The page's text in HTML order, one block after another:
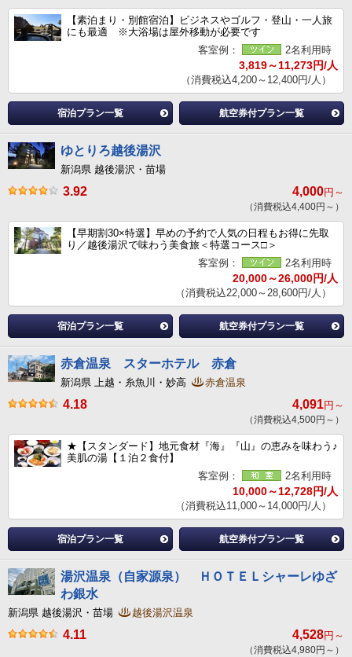
【素泊まり・別館宿泊】ビジネスやゴルフ・登山・一人旅
にも最適 ※大浴場は屋外移動が必要です
客室例：
2名利用時
3,819～11,273円/人
（消費税込4,200～12,400円/人）
宿泊プラン一覧 航空券付プラン一覧
ゆとりろ越後湯沢
新潟県 越後湯沢・苗場
3.92 4,000円～
（消費税込4,400円～）
【早期割30×特選】早めの予約で人気の日程もお得に先取
り／越後湯沢で味わう美食旅＜特選コース□＞
客室例：
2名利用時
20,000～26,000円/人
（消費税込22,000～28,600円/人）
宿泊プラン一覧 航空券付プラン一覧
赤倉温泉 スターホテル 赤倉
新潟県 上越・糸魚川・妙高 赤倉温泉
4.18 4,091円～
（消費税込4,500円～）
★【スタンダード】地元食材『海』『山』の恵みを味わう♪
美肌の湯【１泊２食付】
客室例：
2名利用時
10,000～12,728円/人
（消費税込11,000～14,000円/人）
宿泊プラン一覧 航空券付プラン一覧
湯沢温泉（自家源泉） ＨＯＴＥＬシャーレゆざ
わ銀水
新潟県 越後湯沢・苗場 越後湯沢温泉
4.11 4,528円～
（消費税込4,980円～）